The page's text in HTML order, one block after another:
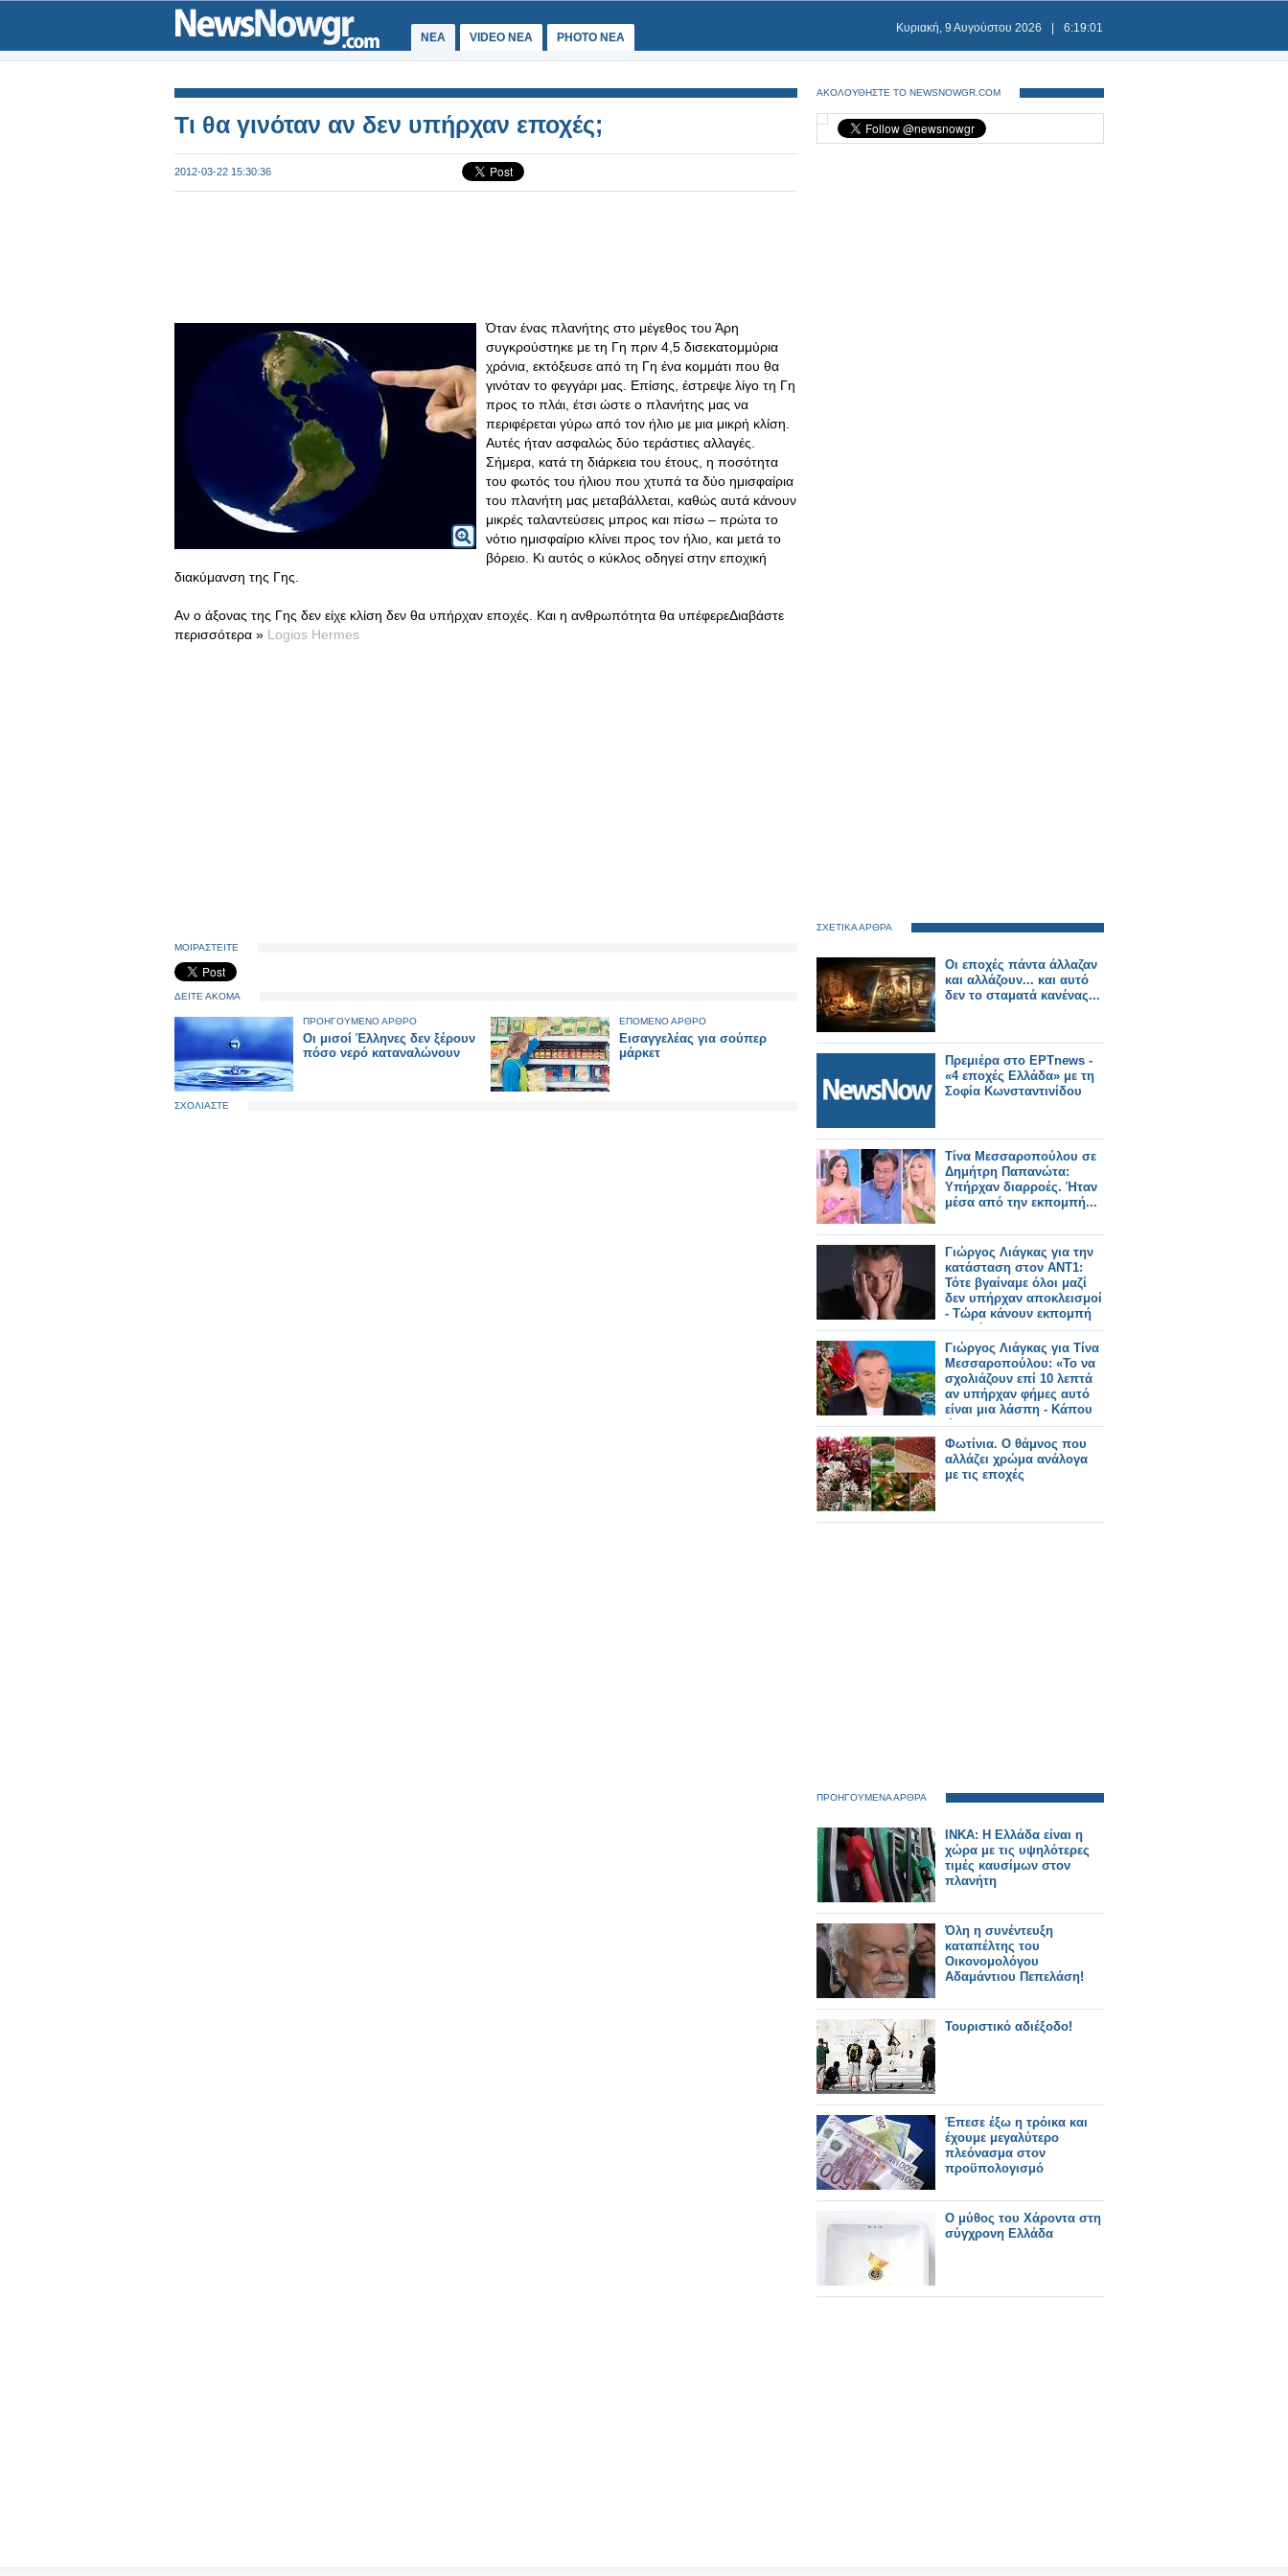
ΝΕΑ VIDEO NEA PHOTO NEA
Κυριακή, 9 Αυγούστου 2026 6:19:01
Τι θα γινόταν αν δεν υπήρχαν εποχές;
2012-03-22 15:30:36
Όταν ένας πλανήτης στο μέγεθος του Άρη
συγκρούστηκε με τη Γη πριν 4,5 δισεκατομμύρια
χρόνια, εκτόξευσε από τη Γη ένα κομμάτι που θα
γινόταν το φεγγάρι μας. Επίσης, έστρεψε λίγο τη Γη
προς το πλάι, έτσι ώστε ο πλανήτης μας να
περιφέρεται γύρω από τον ήλιο με μια μικρή κλίση.
Αυτές ήταν ασφαλώς δύο τεράστιες αλλαγές.
Σήμερα, κατά τη διάρκεια του έτους, η ποσότητα
του φωτός του ήλιου που χτυπά τα δύο ημισφαίρια
του πλανήτη μας μεταβάλλεται, καθώς αυτά κάνουν
μικρές ταλαντεύσεις μπρος και πίσω – πρώτα το
νότιο ημισφαίριο κλίνει προς τον ήλιο, και μετά το
βόρειο. Κι αυτός ο κύκλος οδηγεί στην εποχική
διακύμανση της Γης.
Αν ο άξονας της Γης δεν είχε κλίση δεν θα υπήρχαν εποχές. Και η ανθρωπότητα θα υπέφερεΔιαβάστε
περισσότερα » Logios Hermes
ΜΟΙΡΑΣΤΕΙΤΕ
ΔΕΙΤΕ ΑΚΟΜΑ
ΠΡΟΗΓΟΥΜΕΝΟ ΑΡΘΡΟ
Οι μισοί Έλληνες δεν ξέρουν
πόσο νερό καταναλώνουν
ΕΠΟΜΕΝΟ ΑΡΘΡΟ
Εισαγγελέας για σούπερ
μάρκετ
ΣΧΟΛΙΑΣΤΕ
ΑΚΟΛΟΥΘΗΣΤΕ ΤΟ NEWSNOWGR.COM
ΣΧΕΤΙΚΑ ΑΡΘΡΑ
Οι εποχές πάντα άλλαζαν
και αλλάζουν... και αυτό
δεν το σταματά κανένας...
Πρεμιέρα στο ΕΡΤnews -
«4 εποχές Ελλάδα» με τη
Σοφία Κωνσταντινίδου
Τίνα Μεσσαροπούλου σε
Δημήτρη Παπανώτα:
Υπήρχαν διαρροές. Ήταν
μέσα από την εκπομπή...
Γιώργος Λιάγκας για την
κατάσταση στον ΑΝΤ1:
Τότε βγαίναμε όλοι μαζί
δεν υπήρχαν αποκλεισμοί
- Τώρα κάνουν εκπομπή
και πάμε 1-2»
Γιώργος Λιάγκας για Τίνα
Μεσσαροπούλου: «Το να
σχολιάζουν επί 10 λεπτά
αν υπήρχαν φήμες αυτό
είναι μια λάσπη - Κάπου
ώπα »
Φωτίνια. O θάμνος που
αλλάζει χρώμα ανάλογα
με τις εποχές
ΠΡΟΗΓΟΥΜΕΝΑ ΑΡΘΡΑ
ΙΝΚΑ: Η Ελλάδα είναι η
χώρα με τις υψηλότερες
τιμές καυσίμων στον
πλανήτη
Όλη η συνέντευξη
καταπέλτης του
Οικονομολόγου
Αδαμάντιου Πεπελάση!
Τουριστικό αδιέξοδο!
Έπεσε έξω η τρόικα και
έχουμε μεγαλύτερο
πλεόνασμα στον
προϋπολογισμό
Ο μύθος του Χάροντα στη
σύγχρονη Ελλάδα